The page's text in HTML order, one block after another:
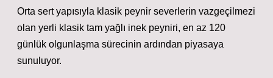
Orta sert yapısıyla klasik peynir severlerin vazgeçilmezi
olan yerli klasik tam yağlı inek peyniri, en az 120
günlük olgunlaşma sürecinin ardından piyasaya
sunuluyor.